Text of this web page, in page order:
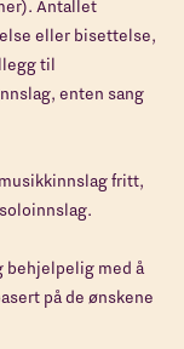
Antallet
eller bisettelse,
til
enten sang
fritt,
behjelpelig med å
på de ønskene